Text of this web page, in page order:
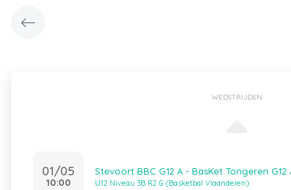
WEDSTRIJDEN
01/05
10:00
Stevoort BBC G12 A - BasKet Tongeren G12
U12 Niveau 3B R2 G (Basketbal Vlaanderen)